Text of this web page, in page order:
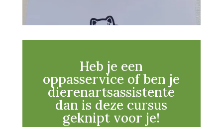
Heb je een
oppasservice of ben je
dierenartsassistente
dan is deze cursus
geknipt voor je!